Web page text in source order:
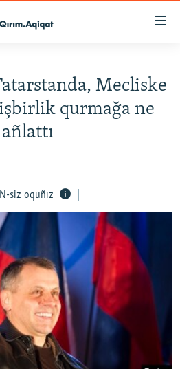
Mecliske
qurmağa ne
siz oquñız